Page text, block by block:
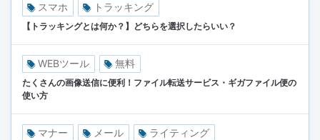
スマホ トラッキング
【トラッキングとは何か？】どちらを選択したらいい？
WEBツール 無料
たくさんの画像送信に便利！ファイル転送サービス・ギガファイル便の
使い方
マナー メール ライティング